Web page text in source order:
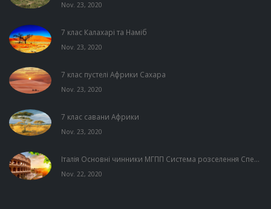
Nov. 23, 2020
7 клас Калахарі та Наміб
Nov. 23, 2020
7 клас пустелі Африки Сахара
Nov. 23, 2020
7 клас савани Африки
Nov. 23, 2020
Італія Основні чинники МГПП Система розселення Спе...
Nov. 22, 2020